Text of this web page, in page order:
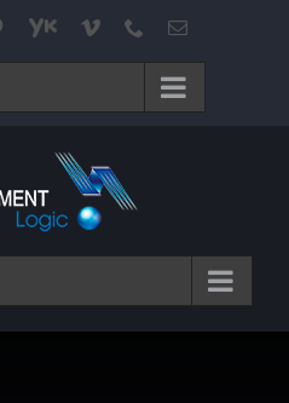
Pinterest
Youku Vimeo Phone电